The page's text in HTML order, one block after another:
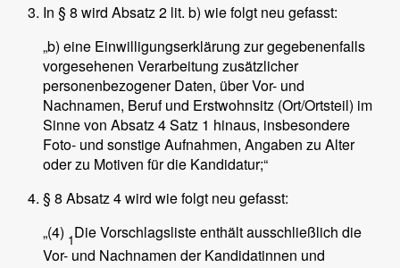
In § 8 wird Absatz 2 lit. b) wie folgt neu gefasst:
„b) eine Einwilligungserklärung zur gegebenenfalls
vorgesehenen Verarbeitung zusätzlicher
personenbezogener Daten, über Vor- und
Nachnamen, Beruf und Erstwohnsitz (Ort/Ortsteil) im
Sinne von Absatz 4 Satz 1 hinaus, insbesondere
Foto- und sonstige Aufnahmen, Angaben zu Alter
oder zu Motiven für die Kandidatur;“
§ 8 Absatz 4 wird wie folgt neu gefasst:
„(4) 1Die Vorschlagsliste enthält ausschließlich die
Vor- und Nachnamen der Kandidatinnen und